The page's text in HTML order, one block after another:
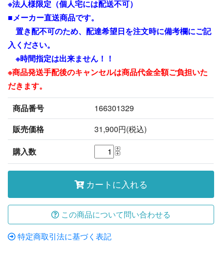
※法人様限定（個人宅には配送不可）
■メーカー直送商品です。
置き配不可のため、配達希望日を注文時に備考欄にご記
入ください。
※時間指定は出来ません！！
※商品発送手配後のキャンセルは商品代金全額ご負担いた
だきます。
商品番号
166301329
販売価格
31,900円(税込)
購入数
カートに入れる
この商品について問い合わせる
特定商取引法に基づく表記